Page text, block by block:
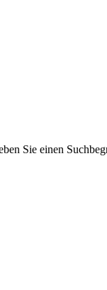
Sie einen